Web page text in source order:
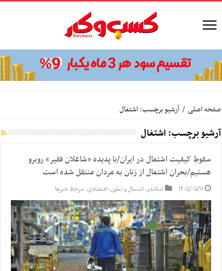
صفحه اصلی / آرشیو برچسب: اشتغال
آرشیو برچسب:اشتغال
سقوطِ کیفیت اشتغال در ایران/با پدیده «شاغلان فقیر» روبرو
هستیم/بحران اشتغال از زنان به مردان منتقل شده است
۱۴۰۵/۰۵/۱۱ اسلایدر,اشتغال و تعاون,اقتصادی,سرخط خبرها